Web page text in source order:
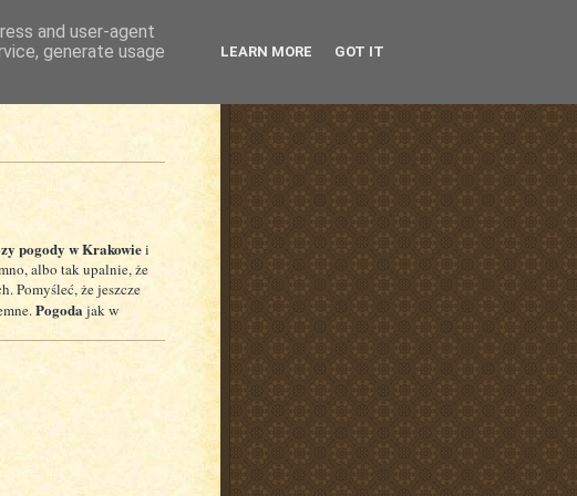
pogody w Krakowiei
albo tak upalnie, że
Pomyśleć, że jeszcze
Pogodajak w
and user-agent
generate usage
LEARN MORE GOT IT